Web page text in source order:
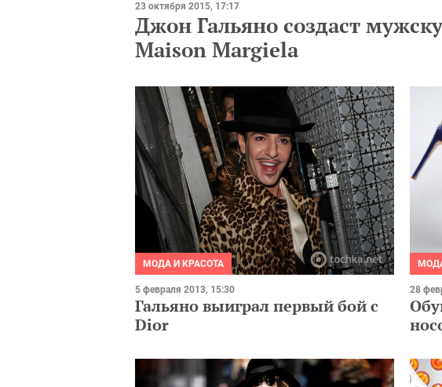
23 октября 2015, 17:17
Джон Гальяно создаст
Maison Margiela
МОДА И КРАСОТА
5 февраля 2013, 15:30
Гальяно выиграл первый бой с
Dior
28